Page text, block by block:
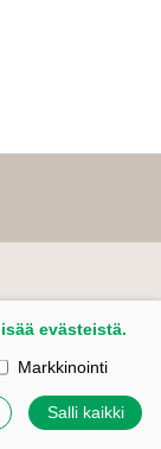
evästeistä.
Markkinointi
Salli kaikki